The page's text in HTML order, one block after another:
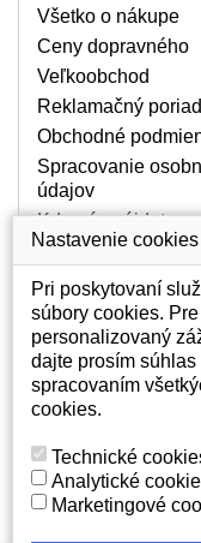
poškrábanie.
displej,
jas.
AKO
DISPLEJ
Displej je
notebooku,
strane
batériou.
rámčeku
že máte
to vďaka
displeja, ktoré
EAN kóde.
Všetko o nákupe
Ceny dopravného
Veľkoobchod
Reklamačný
Obchodné
Spracovanie
údajov
Kde nás nájdete
Váš účet
Váš účet
Osobné informácie
Adresy
Nastavenie cookies
Pri poskytovaní
súbory cookies. Pre
personalizovaný
dajte prosím súhlas
spracovaním
cookies.
Technické
Analytické
Marketingové